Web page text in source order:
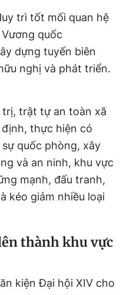
trì tốt mối quan hệ
quốc
dựng tuyến biên
nghị và phát triển.
trật tự an toàn xã
thực hiện có
quốc phòng, xây
và an ninh, khu vực
mạnh, đấu tranh,
kéo giảm nhiều loại
thành khu vực
kiện Đại hội XIV cho